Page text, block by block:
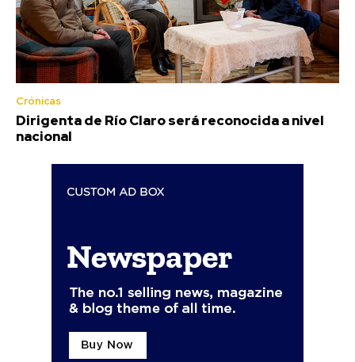
Crónicas
Dirigenta de Río Claro será reconocida a nivel
nacional